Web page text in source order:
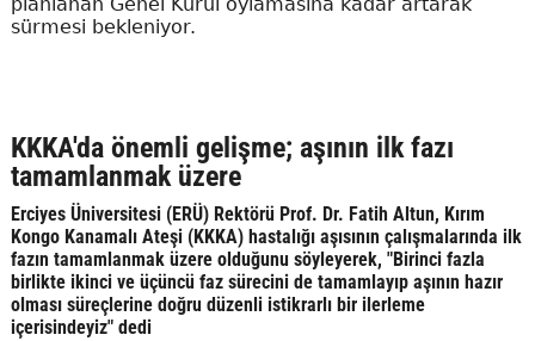
planlanan Genel Kurul oylamasına kadar artarak
sürmesi bekleniyor.
KKKA'da önemli gelişme; aşının ilk fazı
tamamlanmak üzere
Erciyes Üniversitesi (ERÜ) Rektörü Prof. Dr. Fatih Altun, Kırım
Kongo Kanamalı Ateşi (KKKA) hastalığı aşısının çalışmalarında ilk
fazın tamamlanmak üzere olduğunu söyleyerek, "Birinci fazla
birlikte ikinci ve üçüncü faz sürecini de tamamlayıp aşının hazır
olması süreçlerine doğru düzenli istikrarlı bir ilerleme
içerisindeyiz" dedi